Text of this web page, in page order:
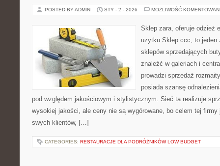
POSTED BY ADMIN STY - 2 - 2026 MOŻLIWOŚĆ
Sklep zara, oferuje odzież
użytku Sklep ccc, to jeden
sklepów sprzedających
znaleźć w galeriach i
prowadzi sprzedaż
posiada szansę
pod względem jakościowym i stylistycznym. Sieć ta realizuje
wysokiej jakości, ale ceny nie są wygórowane, bo celem tej firmy
swych klientów, […]
CATEGORIES: RESTAURACJE DLA PODRÓŻNIKÓW LOW BUDGET